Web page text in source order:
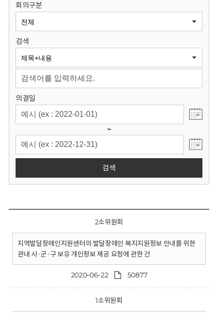
원
회
회의구분
검색
의결일
~
검색
2소위원회
지역발달장애인지원센터의 발달장애인 복지지원정보 안내를 위한
관내 시·군·구 보유 개인정보 제공 요청에 관한 건
2020-06-22 50877
1소위원회